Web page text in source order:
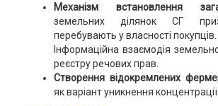
Механізм встановлення
земельних ділянок СГ
перебувають у власності покупців.
Інформаційна взаємодія
реєстру речових прав.
Створення відокремлених
як варіант уникнення концентрації.